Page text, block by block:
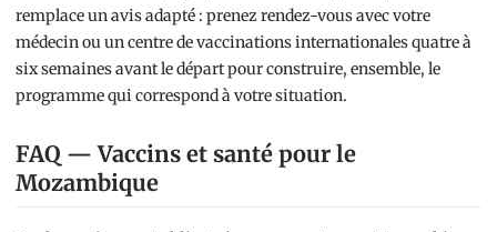
remplace un avis adapté : prenez rendez-vous avec votre
médecin ou un centre de vaccinations internationales quatre à
six semaines avant le départ pour construire, ensemble, le
programme qui correspond à votre situation.
FAQ — Vaccins et santé pour le
Mozambique